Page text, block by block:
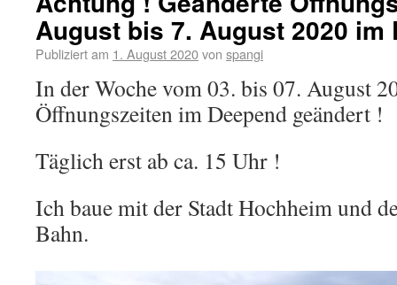
August bis 7. August 2020 im
Publiziert am 1. August 2020von spangi
In der Woche vom 03. bis 07. August
Öffnungszeiten im Deepend geändert !
Täglich erst ab ca. 15 Uhr !
Ich baue mit der Stadt Hochheim und
Bahn.